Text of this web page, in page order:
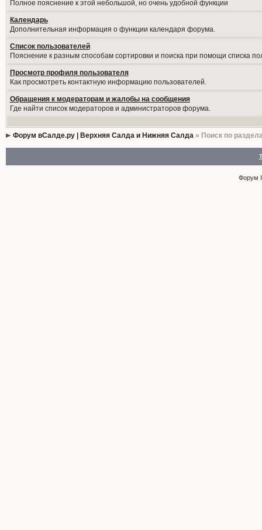
Полное пояснение к этой небольшой, но очень удобной функции
Календарь
Дополнительная информация о функции календаря форума.
Список пользователей
Пояснение к разным способам сортировки и поиска при помощи списка
Просмотр профиля пользователя
Как просмотреть контактную информацию пользователей.
Обращения к модераторам и жалобы на сообщения
Где найти список модераторов и администраторов форума.
Форум вСалде.ру | Верхняя Салда и Нижняя Салда» Поиск по
Форум